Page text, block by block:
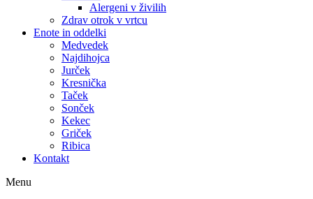
Alergeni v živilih
Zdrav otrok v vrtcu
Enote in oddelki
Medvedek
Najdihojca
Jurček
Kresnička
Taček
Sonček
Kekec
Griček
Ribica
Kontakt
Menu